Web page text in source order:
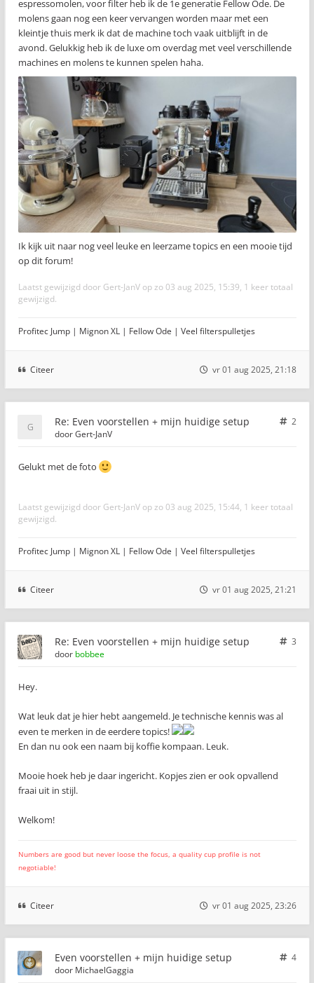
espressomolen, voor filter heb ik de 1e generatie Fellow Ode. De
molens gaan nog een keer vervangen worden maar met een
kleintje thuis merk ik dat de machine toch vaak uitblijft in de
avond. Gelukkig heb ik de luxe om overdag met veel verschillende
machines en molens te kunnen spelen haha.
Ik kijk uit naar nog veel leuke en leerzame topics en een mooie tijd
op dit forum!
Laatst gewijzigd door Gert-JanV op zo 03 aug 2025, 15:39, 1 keer totaal
gewijzigd.
Profitec Jump | Mignon XL | Fellow Ode | Veel filterspulletjes
Citeer vr 01 aug 2025, 21:18
Re: Even voorstellen + mijn huidige setup
2
doorGert-JanV
Gelukt met de foto
Laatst gewijzigd door Gert-JanV op zo 03 aug 2025, 15:44, 1 keer totaal
gewijzigd.
Profitec Jump | Mignon XL | Fellow Ode | Veel filterspulletjes
Citeer vr 01 aug 2025, 21:21
Re: Even voorstellen + mijn huidige setup
3
door bobbee
Hey.
Wat leuk dat je hier hebt aangemeld. Je technische kennis was al
even te merken in de eerdere topics!
En dan nu ook een naam bij koffie kompaan. Leuk.
Mooie hoek heb je daar ingericht. Kopjes zien er ook opvallend
fraai uit in stijl.
Welkom!
Numbers are good but never loose the focus, a quality cup profile is not
negotiable!
Citeer vr 01 aug 2025, 23:26
Even voorstellen + mijn huidige setup
4
door MichaelGaggia